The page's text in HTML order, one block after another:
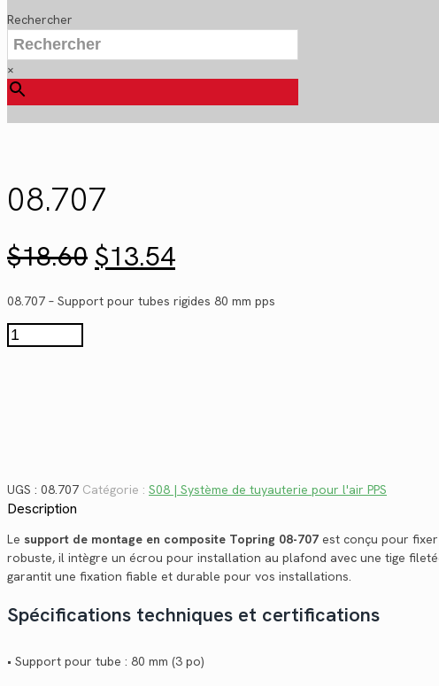
Rechercher
×
08.707
$18.60 Le
prix
initial
était :
$13.54Le
prix
actuel
est :
08.707 – Support pour tubes rigides 80 mm pps
quantité
de
UGS : 08.707 Catégorie : S08 | Système de tuyauterie pour l'air PPS
Description
Le support de montage en composite Topring 08-707 est conçu pour
robuste, il intègre un écrou pour installation au plafond avec une tige
garantit une fixation fiable et durable pour vos installations.
Spécifications techniques et certifications
• Support pour tube : 80 mm (3 po)